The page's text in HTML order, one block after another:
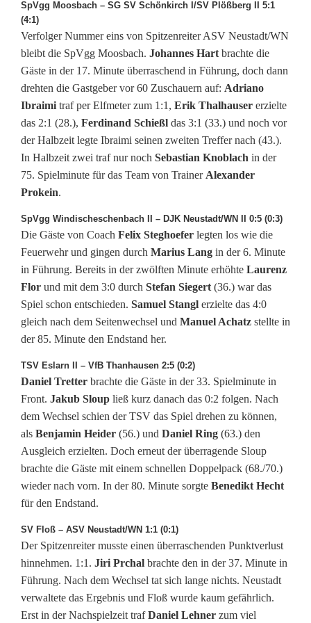
o
s
s
e
n
b
ü
g
e
r
S
p
i
e
l
e
r
s
SpVgg Moosbach – SG SV Schönkirch I/SV Plößberg II 5:1
(4:1)
Verfolger Nummer eins von Spitzenreiter ASV Neustadt/WN
bleibt die SpVgg Moosbach. Johannes Hart brachte die
Gäste in der 17. Minute überraschend in Führung, doch dann
drehten die Gastgeber vor 60 Zuschauern auf: Adriano
Ibraimi traf per Elfmeter zum 1:1, Erik Thalhauser erzielte
das 2:1 (28.), Ferdinand Schießl das 3:1 (33.) und noch vor
der Halbzeit legte Ibraimi seinen zweiten Treffer nach (43.).
In Halbzeit zwei traf nur noch Sebastian Knoblach in der
75. Spielminute für das Team von Trainer Alexander
Prokein.
SpVgg Windischeschenbach II – DJK Neustadt/WN II 0:5 (0:3)
Die Gäste von Coach Felix Steghoefer legten los wie die
Feuerwehr und gingen durch Marius Lang in der 6. Minute
in Führung. Bereits in der zwölften Minute erhöhte Laurenz
Flor und mit dem 3:0 durch Stefan Siegert (36.) war das
Spiel schon entschieden. Samuel Stangl erzielte das 4:0
gleich nach dem Seitenwechsel und Manuel Achatz stellte in
der 85. Minute den Endstand her.
TSV Eslarn II – VfB Thanhausen 2:5 (0:2)
Daniel Tretter brachte die Gäste in der 33. Spielminute in
Front. Jakub Sloup ließ kurz danach das 0:2 folgen. Nach
dem Wechsel schien der TSV das Spiel drehen zu können,
als Benjamin Heider (56.) und Daniel Ring (63.) den
Ausgleich erzielten. Doch erneut der überragende Sloup
brachte die Gäste mit einem schnellen Doppelpack (68./70.)
wieder nach vorn. In der 80. Minute sorgte Benedikt Hecht
für den Endstand.
SV Floß – ASV Neustadt/WN 1:1 (0:1)
Der Spitzenreiter musste einen überraschenden Punktverlust
hinnehmen. 1:1. Jiri Prchal brachte den in der 37. Minute in
Führung. Nach dem Wechsel tat sich lange nichts. Neustadt
verwaltete das Ergebnis und Floß wurde kaum gefährlich.
Erst in der Nachspielzeit trafDaniel Lehner zum viel